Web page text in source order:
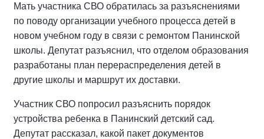
Мать участника СВО обратилась за разъяснениями
по поводу организации учебного процесса детей в
новом учебном году в связи с ремонтом Панинской
школы. Депутат разъяснил, что отделом образования
разработаны план перераспределения детей в
другие школы и маршрут их доставки.
Участник СВО попросил разъяснить порядок
устройства ребенка в Панинский детский сад.
Депутат рассказал, какой пакет документов